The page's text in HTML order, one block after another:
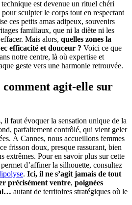
est devenue un rituel chéri
pour sculpter le corps tout en respectant
ces petits amas adipeux, souvenirs
familiaux, que ni la diète ni les
Mais alors, quelles zones la
efficacité et douceur ? Voici ce que
notre centre, là où expertise et
geste vers une harmonie retrouvée.
agit-elle sur
il faut évoquer la sensation unique de la
parfaitement contrôlé, qui vient geler
À Cannes, nous accueillons femmes
frisson doux, presque rassurant, bien
extrêmes. Pour en savoir plus sur cette
d’affiner la silhouette, consultez
. Ici, il ne s’agit jamais de tout
précisément ventre, poignées
autant de territoires stratégiques où le